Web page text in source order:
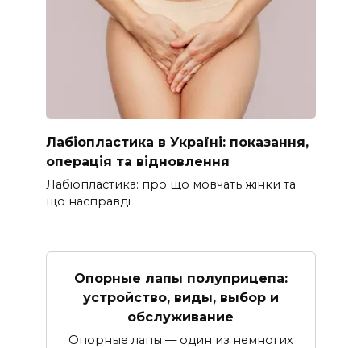
Лабіопластика в Україні: показання,
операція та відновлення
Лабіопластика: про що мовчать жінки та
що насправді
Опорные лапы полуприцепа:
устройство, виды, выбор и
обслуживание
Опорные лапы — один из немногих